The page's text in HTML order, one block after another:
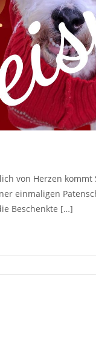
von Herzen
einmaligen
Beschenkte […]